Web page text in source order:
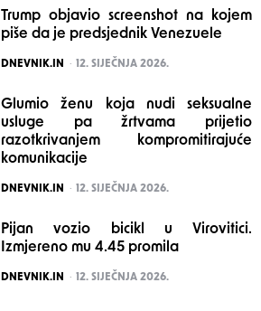
Trump objavio screenshot na kojem
piše da je predsjednik Venezuele
POSTED
DNEVNIK.IN 12. SIJEČNJA 2026.
Glumio ženu koja nudi seksualne
usluge pa žrtvama prijetio
razotkrivanjem kompromitirajuće
komunikacije
POSTED
DNEVNIK.IN 12. SIJEČNJA 2026.
Pijan vozio bicikl u Virovitici.
Izmjereno mu 4.45 promila
POSTED
DNEVNIK.IN 12. SIJEČNJA 2026.